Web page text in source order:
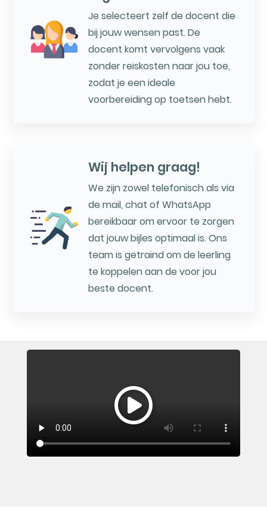
Je selecteert zelf de docent die
bij jouw wensen past. De
docent komt vervolgens vaak
zonder reiskosten naar jou toe,
zodat je een ideale
voorbereiding op toetsen hebt.
Wij helpen graag!
We zijn zowel telefonisch als via
de mail, chat of WhatsApp
bereikbaar om ervoor te zorgen
dat jouw bijles optimaal is. Ons
team is getraind om de leerling
te koppelen aan de voor jou
beste docent.